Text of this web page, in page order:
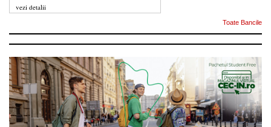
vezi detalii
Toate Bancile